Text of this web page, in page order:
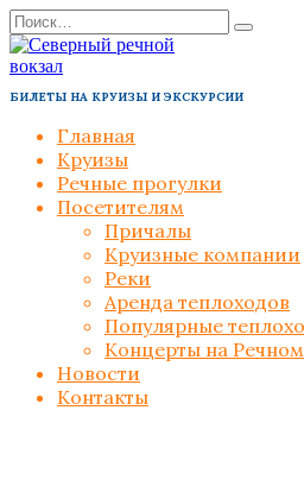
Перейти
к
содержанию
Search
for:
БИЛЕТЫ НА КРУИЗЫ И ЭКСКУРСИИ
Главная
Круизы
Речные прогулки
Посетителям
Причалы
Круизные компании
Реки
Аренда теплоходов
Популярные
Концерты на Речном
Новости
Контакты